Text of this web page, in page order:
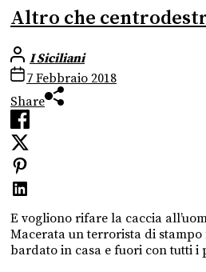
Altro che
I Siciliani
7 Febbraio 2018
Share
E vogliono rifare la caccia
Macerata un terrorista di stampo
bardato in casa e fuori con tutti i